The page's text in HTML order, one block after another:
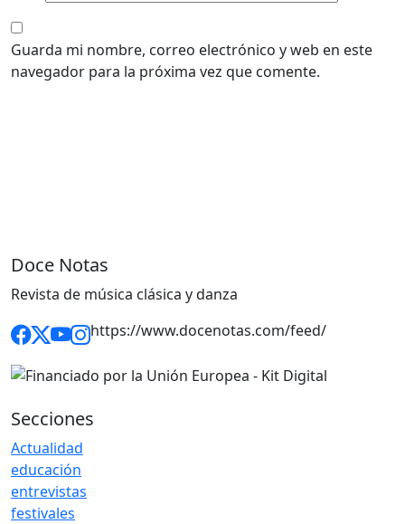
Guarda mi nombre, correo electrónico y web en este
navegador para la próxima vez que comente.
Doce Notas
Revista de música clásica y danza
https://www.docenotas.com/feed/
Secciones
Actualidad
educación
entrevistas
festivales